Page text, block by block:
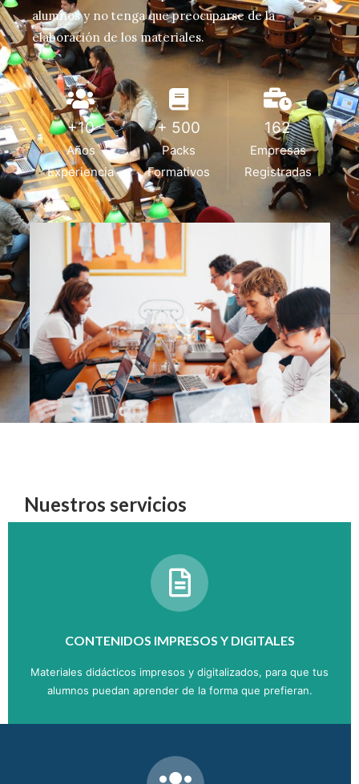
alumnos y no tenga que preocuparse de la
elaboración de los materiales.
+10
Años
Experiencia
+ 500
Packs
Formativos
162
Empresas
Registradas
Nuestros servicios
CONTENIDOS IMPRESOS Y DIGITALES
Materiales didácticos impresos y digitalizados, para que tus
alumnos puedan aprender de la forma que prefieran.